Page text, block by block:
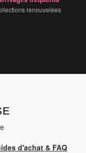
renouvelées
d'achat & FAQ